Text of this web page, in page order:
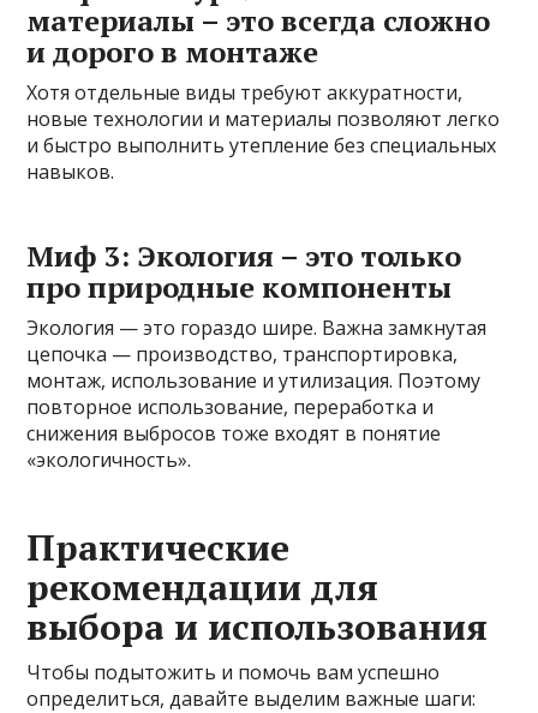
материалы – это всегда сложно
и дорого в монтаже
Хотя отдельные виды требуют аккуратности,
новые технологии и материалы позволяют легко
и быстро выполнить утепление без специальных
навыков.
Миф 3: Экология – это только
про природные компоненты
Экология — это гораздо шире. Важна замкнутая
цепочка — производство, транспортировка,
монтаж, использование и утилизация. Поэтому
повторное использование, переработка и
снижения выбросов тоже входят в понятие
«экологичность».
Практические
рекомендации для
выбора и использования
Чтобы подытожить и помочь вам успешно
определиться, давайте выделим важные шаги: